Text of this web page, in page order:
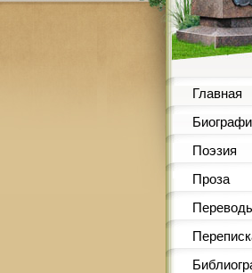
Главная
Поэзия
Проза